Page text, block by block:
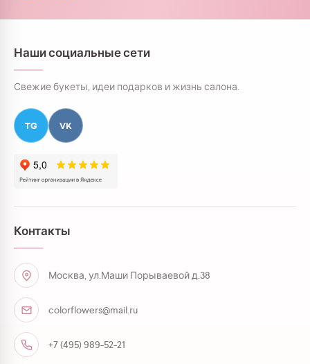
Наши социальные сети
Свежие букеты, идеи подарков и жизнь салона.
TG VK
Контакты
Москва, ул.Маши Порываевой д.38
colorflowers@mail.ru
+7 (495) 989-52-21